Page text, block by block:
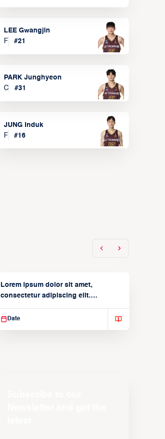
LEE Gwangjin
F
#21
PARK Junghyeon
C
#31
JUNG Induk
F
#16
Lorem ipsum dolor sit amet,
consectetur adipiscing elit.
Date